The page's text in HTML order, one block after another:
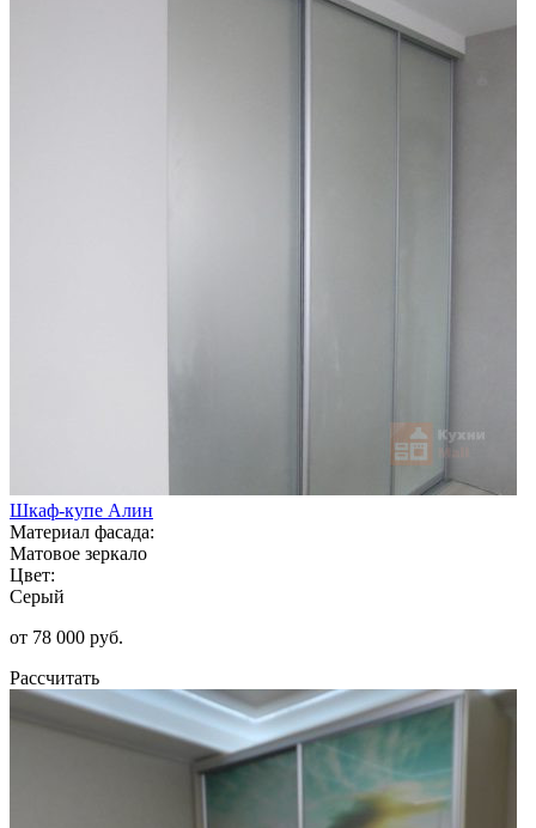
Шкаф-купе Алин
Материал фасада:
Матовое зеркало
Цвет:
Серый
от 78 000 руб.
Рассчитать